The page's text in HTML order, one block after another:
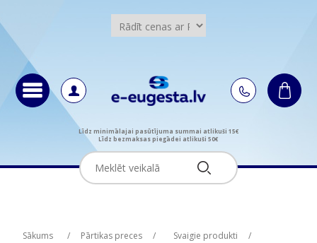
Līdz minimālajai pasūtījuma summai atlikuši 15€
Līdz bezmaksas piegādei atlikuši 50€
Sākums / Pārtikas preces / Svaigie produkti
/